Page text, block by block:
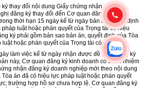
thay đổi nội dung Giấy chứng nhận đăng ký
đăng ký thay đổi đến Cơ quan đăng ký kinh
thời hạn 15 ngày kể từ ngày bản án, quyết định
luật hoặc phán quyết của Trọng tài có hiệu
ký phải gồm bản sao bản án, quyết định của Tòa
hoặc phán quyết của Trọng tài có hiệu lực;
làm việc kể từ ngày nhận được đề nghị đăng ký
này, Cơ quan đăng ký kinh doanh có trách nhiệm
nhận đăng ký doanh nghiệp mới theo nội dung
Tòa án đã có hiệu lực pháp luật hoặc phán quyết
trường hợp hồ sơ chưa hợp lệ, Cơ quan đăng ký